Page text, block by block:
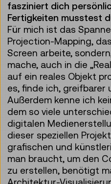
fasziniert dich
Fertigkeiten musstest
Für mich ist das
Projection-Mapping,
Screen arbeite,
mache, auch in die
auf ein reales Objekt
es, finde ich, greifbarer
Außerdem kenne ich
dem so viele
digitalen
dieser speziellen
grafischen und
man braucht, um den
zu erstellen, benötigt